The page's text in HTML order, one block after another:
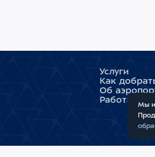
Услуги
Как
Об
Работа во
Мы